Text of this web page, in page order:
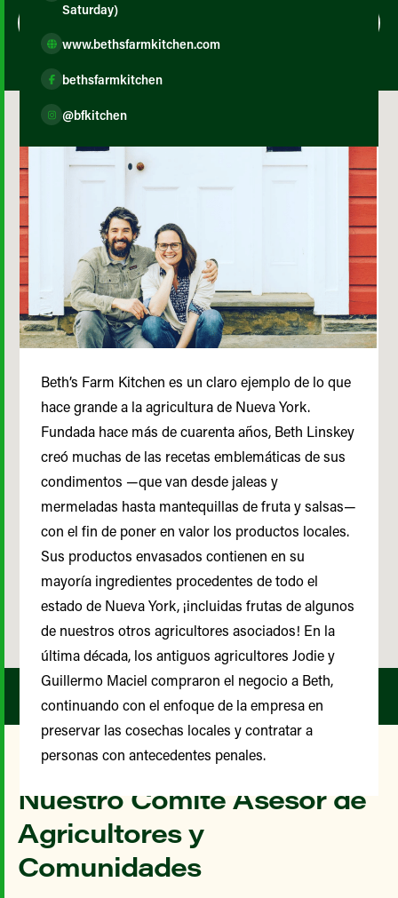
Nuestro Comité Asesor de
Agricultores y
Comunidades
Saturday)
www.bethsfarmkitchen.com
bethsfarmkitchen
@bfkitchen
Beth’s Farm Kitchen es un claro ejemplo de lo que
hace grande a la agricultura de Nueva York.
Fundada hace más de cuarenta años, Beth Linskey
creó muchas de las recetas emblemáticas de sus
condimentos —que van desde jaleas y
mermeladas hasta mantequillas de fruta y salsas—
con el fin de poner en valor los productos locales.
Sus productos envasados contienen en su
mayoría ingredientes procedentes de todo el
estado de Nueva York, ¡incluidas frutas de algunos
de nuestros otros agricultores asociados! En la
última década, los antiguos agricultores Jodie y
Guillermo Maciel compraron el negocio a Beth,
continuando con el enfoque de la empresa en
preservar las cosechas locales y contratar a
personas con antecedentes penales.